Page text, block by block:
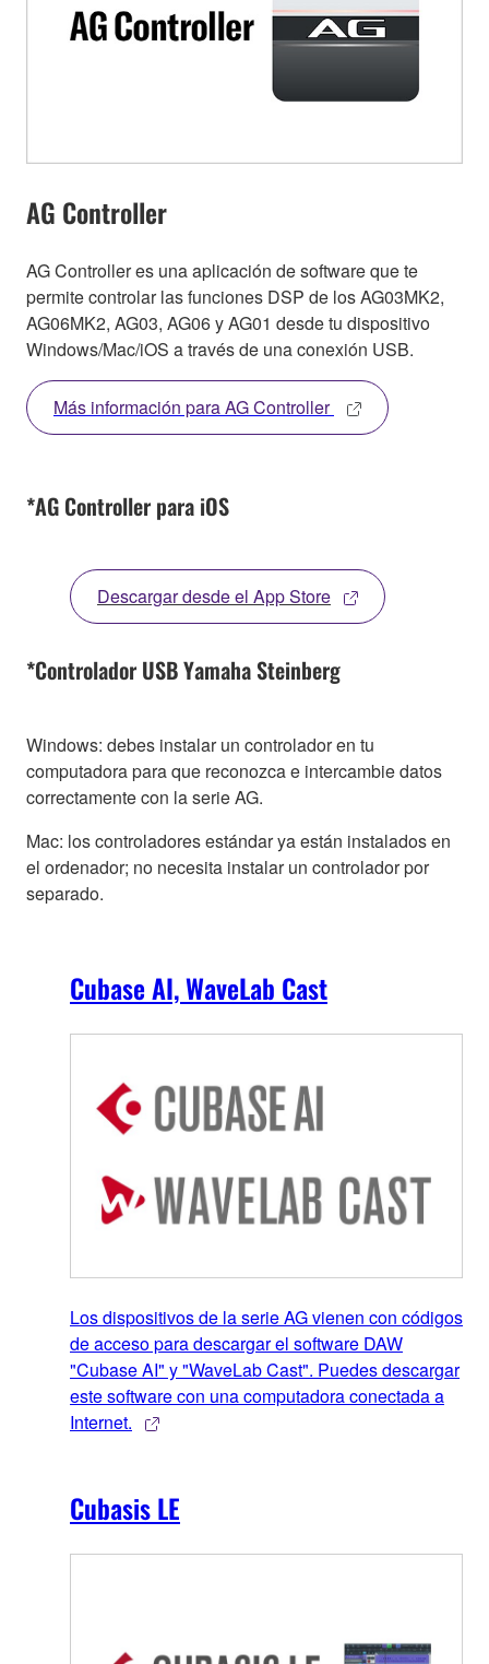
AG Controller
AG Controller es una aplicación de software que te
permite controlar las funciones DSP de los AG03MK2,
AG06MK2, AG03, AG06 y AG01 desde tu dispositivo
Windows/Mac/iOS a través de una conexión USB.
Más información para AG Controller
*AG Controller para iOS
Descargar desde el App Store
*Controlador USB Yamaha Steinberg
Windows: debes instalar un controlador en tu
computadora para que reconozca e intercambie datos
correctamente con la serie AG.
Mac: los controladores estándar ya están instalados en
el ordenador; no necesita instalar un controlador por
separado.
Cubase AI, WaveLab Cast
Los dispositivos de la serie AG vienen con códigos
de acceso para descargar el software DAW
"Cubase AI" y "WaveLab Cast". Puedes descargar
este software con una computadora conectada a
Internet.
Cubasis LE